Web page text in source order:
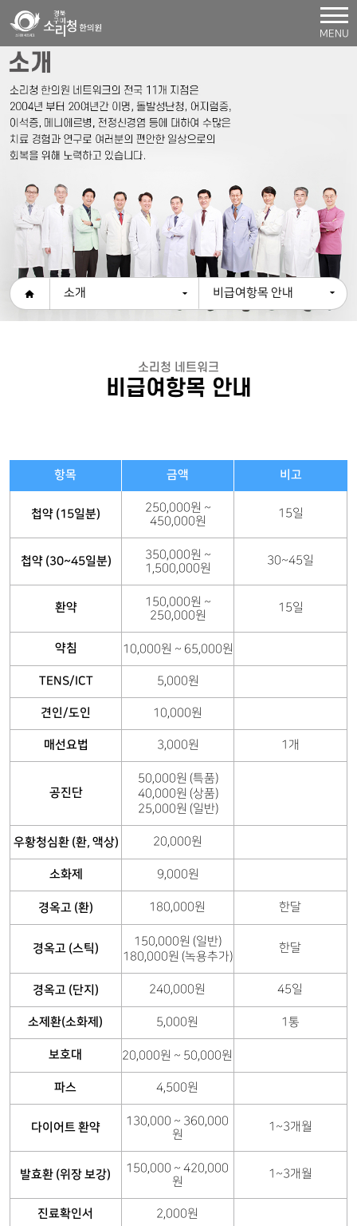
MENU
소개 비급여항목 안내
소리청 네트워크
비급여항목 안내
항목 금액 비고
첩약 (15일분)
250,000원 ~
450,000원
15일
첩약 (30~45일분)
350,000원 ~
1,500,000원
30~45일
환약
150,000원 ~
250,000원
15일
약침 10,000원 ~ 65,000원
TENS/ICT 5,000원
견인/도인 10,000원
매선요법 3,000원 1개
공진단
50,000원 (특품)
40,000원 (상품)
25,000원 (일반)
우황청심환 (환, 액상) 20,000원
소화제 9,000원
경옥고 (환) 180,000원 한달
경옥고 (스틱)
150,000원 (일반)
180,000원 (녹용추가)
한달
경옥고 (단지) 240,000원 45일
소제환(소화제) 5,000원 1통
보호대 20,000원 ~ 50,000원
파스 4,500원
다이어트 환약
130,000 ~ 360,000
원
1~3개월
발효환 (위장 보강)
150,000 ~ 420,000
원
1~3개월
진료확인서 2,000원